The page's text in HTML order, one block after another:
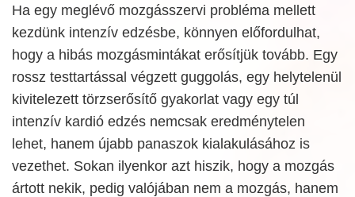
Ha egy meglévő mozgásszervi probléma mellett
kezdünk intenzív edzésbe, könnyen előfordulhat,
hogy a hibás mozgásmintákat erősítjük tovább. Egy
rossz testtartással végzett guggolás, egy helytelenül
kivitelezett törzserősítő gyakorlat vagy egy túl
intenzív kardió edzés nemcsak eredménytelen
lehet, hanem újabb panaszok kialakulásához is
vezethet. Sokan ilyenkor azt hiszik, hogy a mozgás
ártott nekik, pedig valójában nem a mozgás, hanem